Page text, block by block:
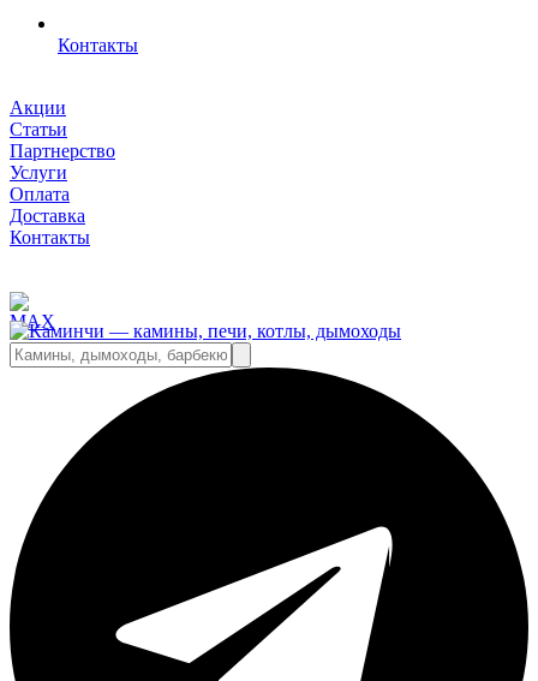
Контакты
Акции
Статьи
Партнерство
Услуги
Оплата
Доставка
Контакты